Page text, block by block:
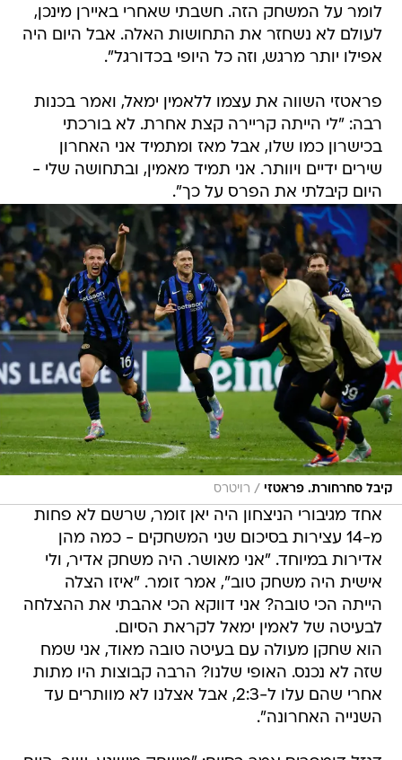
לומר על המשחק הזה. חשבתי שאחרי באיירן מינכן,
לעולם לא נשחזר את התחושות האלה. אבל היום היה
אפילו יותר מרגש, וזה כל היופי בכדורגל".
פראטזי השווה את עצמו ללאמין ימאל, ואמר בכנות
רבה: "לי הייתה קריירה קצת אחרת. לא בורכתי
בכישרון כמו שלו, אבל מאז ומתמיד אני האחרון
שירים ידיים ויוותר. אני תמיד מאמין, ובתחושה שלי -
היום קיבלתי את הפרס על כך".
קיבל סחרחורת. פראטזי / רויטרס
אחד מגיבורי הניצחון היה יאן זומר, שרשם לא פחות
מ-14 עצירות בסיכום שני המשחקים - כמה מהן
אדירות במיוחד. "אני מאושר. היה משחק אדיר, ולי
אישית היה משחק טוב", אמר זומר. "איזו הצלה
הייתה הכי טובה? אני דווקא הכי אהבתי את ההצלחה
לבעיטה של לאמין ימאל לקראת הסיום.
הוא שחקן מעולה עם בעיטה טובה מאוד, אני שמח
שזה לא נכנס. האופי שלנו? הרבה קבוצות היו מתות
אחרי שהם עלו ל-2:3, אבל אצלנו לא מוותרים עד
השנייה האחרונה".